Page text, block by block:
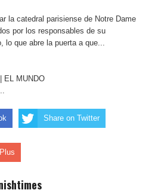
la catedral parisiense de Notre Dame
por los responsables de su
lo que abre la puerta a que...
EL MUNDO
Share on Twitter